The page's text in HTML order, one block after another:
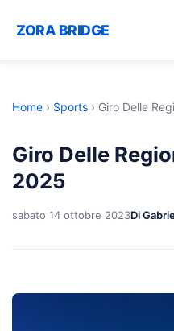
ZORA BRIDGE
Home › Sports › Giro Delle
Giro Delle
2025
sabato 14 ottobre 2023Di